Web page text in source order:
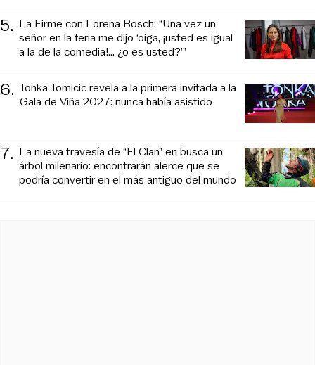
5. La Firme con Lorena Bosch: “Una vez un
señor en la feria me dijo ‘oiga, ¡usted es igual
a la de la comedia!... ¿o es usted?’”
6. Tonka Tomicic revela a la primera invitada a la
Gala de Viña 2027: nunca había asistido
7. La nueva travesía de “El Clan” en busca un
árbol milenario: encontrarán alerce que se
podría convertir en el más antiguo del mundo